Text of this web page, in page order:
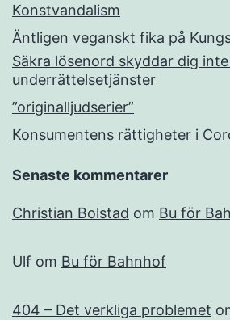
Konstvandalism
Äntligen veganskt fika på
Säkra lösenord skyddar dig
underrättelsetjänster
”originalljudserier”
Konsumentens rättigheter i
Senaste kommentarer
Christian Bolstad om Bu för
Ulf om Bu för Bahnhof
404 – Det verkliga problemet